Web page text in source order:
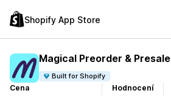
Shopify App Store
Magical Preorder & Presale
Built for Shopify
Cena
Hodnocení